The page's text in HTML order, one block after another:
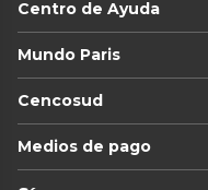
Centro de Ayuda
Mundo Paris
Cencosud
Medios de pago